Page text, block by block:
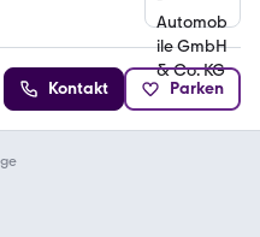
Kontakt Parken